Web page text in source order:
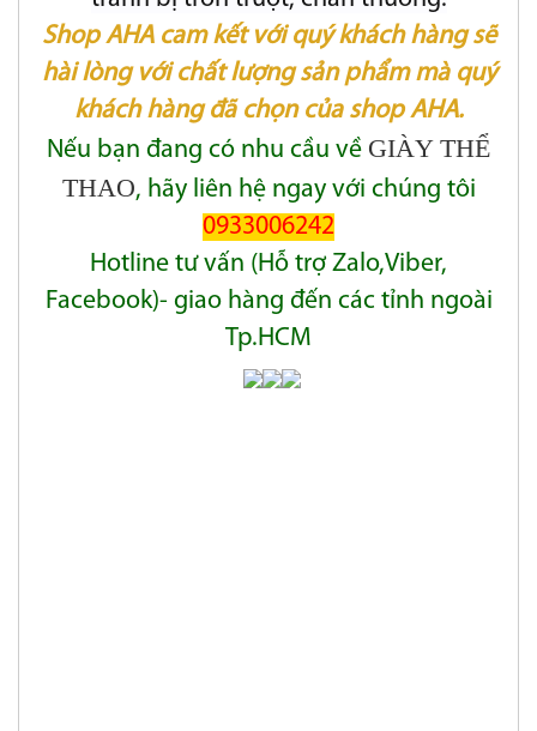
Shop AHA cam kết với quý khách hàng sẽ
hài lòng với chất lượng sản phẩm mà quý
khách hàng đã chọn của shop AHA.
Nếu bạn đang có nhu cầu về GIÀY THỂ
THAO, hãy liên hệ ngay với chúng tôi
0933006242
Hotline tư vấn (Hỗ trợ Zalo,Viber,
Facebook)- giao hàng đến các tỉnh ngoài
Tp.HCM